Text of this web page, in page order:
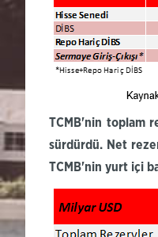
TCMB'nin toplam
sürdürdü. Net
TCMB'nin yurt içi